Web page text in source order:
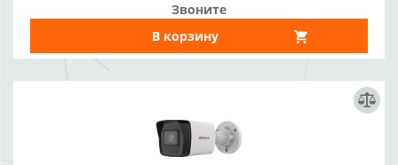
Звоните
В корзину